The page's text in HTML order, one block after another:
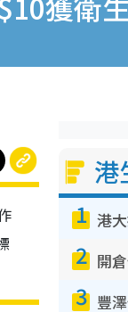
港
1
2
3